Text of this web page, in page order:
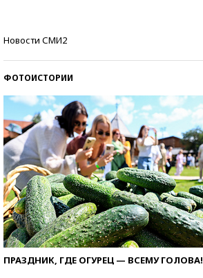
Новости СМИ2
ФОТОИСТОРИИ
ПРАЗДНИК, ГДЕ ОГУРЕЦ — ВСЕМУ ГОЛОВА!